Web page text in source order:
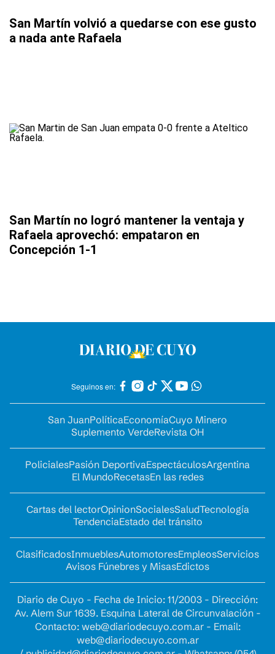
San Martín volvió a quedarse con ese gusto
a nada ante Rafaela
San Martín no logró mantener la ventaja y
Rafaela aprovechó: empataron en
Concepción 1-1
Seguinos en:
San JuanPolíticaEconomíaCuyo Minero
Suplemento VerdeRevista OH
PolicialesPasión DeportivaEspectáculosArgentina
El MundoRecetasEn las redes
Cartas del lectorOpinionSocialesSaludTecnología
TendenciaEstado del tránsito
ClasificadosInmueblesAutomotoresEmpleosServicios
Avisos Fúnebres y MisasEdictos
Diario de Cuyo - Fecha de Inicio: 11/2003 - Dirección:
Av. Alem Sur 1639. Esquina Lateral de Circunvalación -
Contacto: web@diariodecuyo.com.ar- Email:
web@diariodecuyo.com.ar